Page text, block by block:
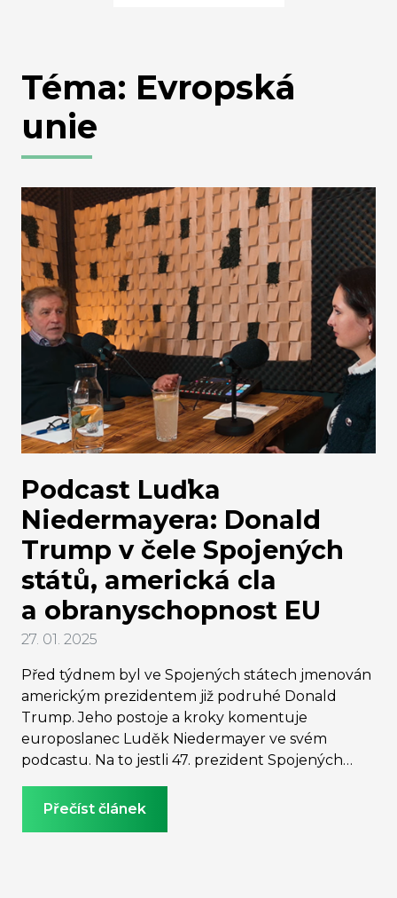
Téma: Evropská
unie
Podcast Luďka
Niedermayera: Donald
Trump v čele Spojených
států, americká cla
a obranyschopnost EU
27. 01. 2025
Před týdnem byl ve Spojených státech jmenován
americkým prezidentem již podruhé Donald
Trump. Jeho postoje a kroky komentuje
europoslanec Luděk Niedermayer ve svém
podcastu. Na to jestli 47. prezident Spojených
kolik by státy Evropské unie měly alokovat na
Přečíst článek